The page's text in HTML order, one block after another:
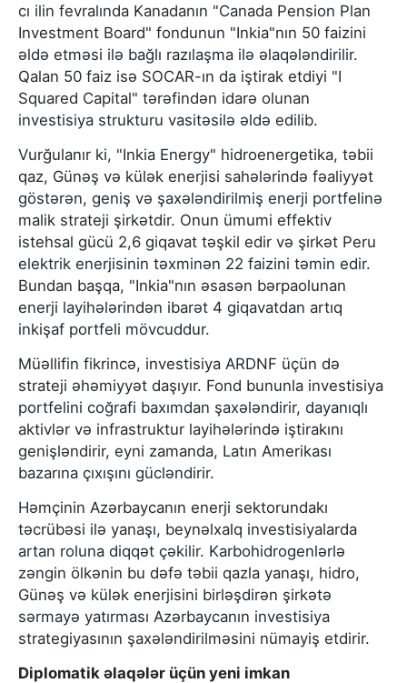
cı ilin fevralında Kanadanın "Canada Pension Plan
Investment Board" fondunun "Inkia"nın 50 faizini
əldə etməsi ilə bağlı razılaşma ilə əlaqələndirilir.
Qalan 50 faiz isə SOCAR-ın da iştirak etdiyi "I
Squared Capital" tərəfindən idarə olunan
investisiya strukturu vasitəsilə əldə edilib.
Vurğulanır ki, "Inkia Energy" hidroenergetika, təbii
qaz, Günəş və külək enerjisi sahələrində fəaliyyət
göstərən, geniş və şaxələndirilmiş enerji portfelinə
malik strateji şirkətdir. Onun ümumi effektiv
istehsal gücü 2,6 giqavat təşkil edir və şirkət Peru
elektrik enerjisinin təxminən 22 faizini təmin edir.
Bundan başqa, "Inkia"nın əsasən bərpaolunan
enerji layihələrindən ibarət 4 giqavatdan artıq
inkişaf portfeli mövcuddur.
Müəllifin fikrincə, investisiya ARDNF üçün də
strateji əhəmiyyət daşıyır. Fond bununla investisiya
portfelini coğrafi baxımdan şaxələndirir, dayanıqlı
aktivlər və infrastruktur layihələrində iştirakını
genişləndirir, eyni zamanda, Latın Amerikası
bazarına çıxışını gücləndirir.
Həmçinin Azərbaycanın enerji sektorundakı
təcrübəsi ilə yanaşı, beynəlxalq investisiyalarda
artan roluna diqqət çəkilir. Karbohidrogenlərlə
zəngin ölkənin bu dəfə təbii qazla yanaşı, hidro,
Günəş və külək enerjisini birləşdirən şirkətə
sərmayə yatırması Azərbaycanın investisiya
strategiyasının şaxələndirilməsini nümayiş etdirir.
Diplomatik əlaqələr üçün yeni imkan